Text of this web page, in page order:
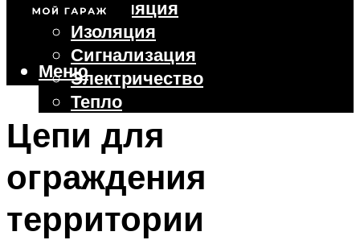
Вентиляция
Изоляция
Сигнализация
Электричество
Тепло
Крыша
Ворота
Меню
Меню
Цепи для
ограждения
территории